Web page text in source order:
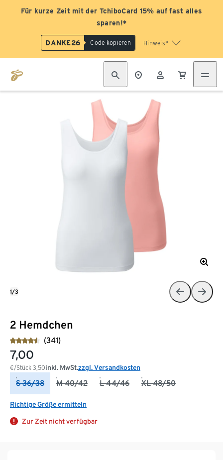
Für kurze Zeit mit der TchiboCard 15% auf fast alles
sparen!*
DANKE26 Code kopieren Hinweis*
2 Hemdchen
(341)
7,00
€/Stück 3,50inkl. MwSt.zzgl. Versandkosten
S 36/38 M 40/42 L 44/46 XL 48/50
Richtige Größe ermitteln
Zur Zeit nicht verfügbar
1/3